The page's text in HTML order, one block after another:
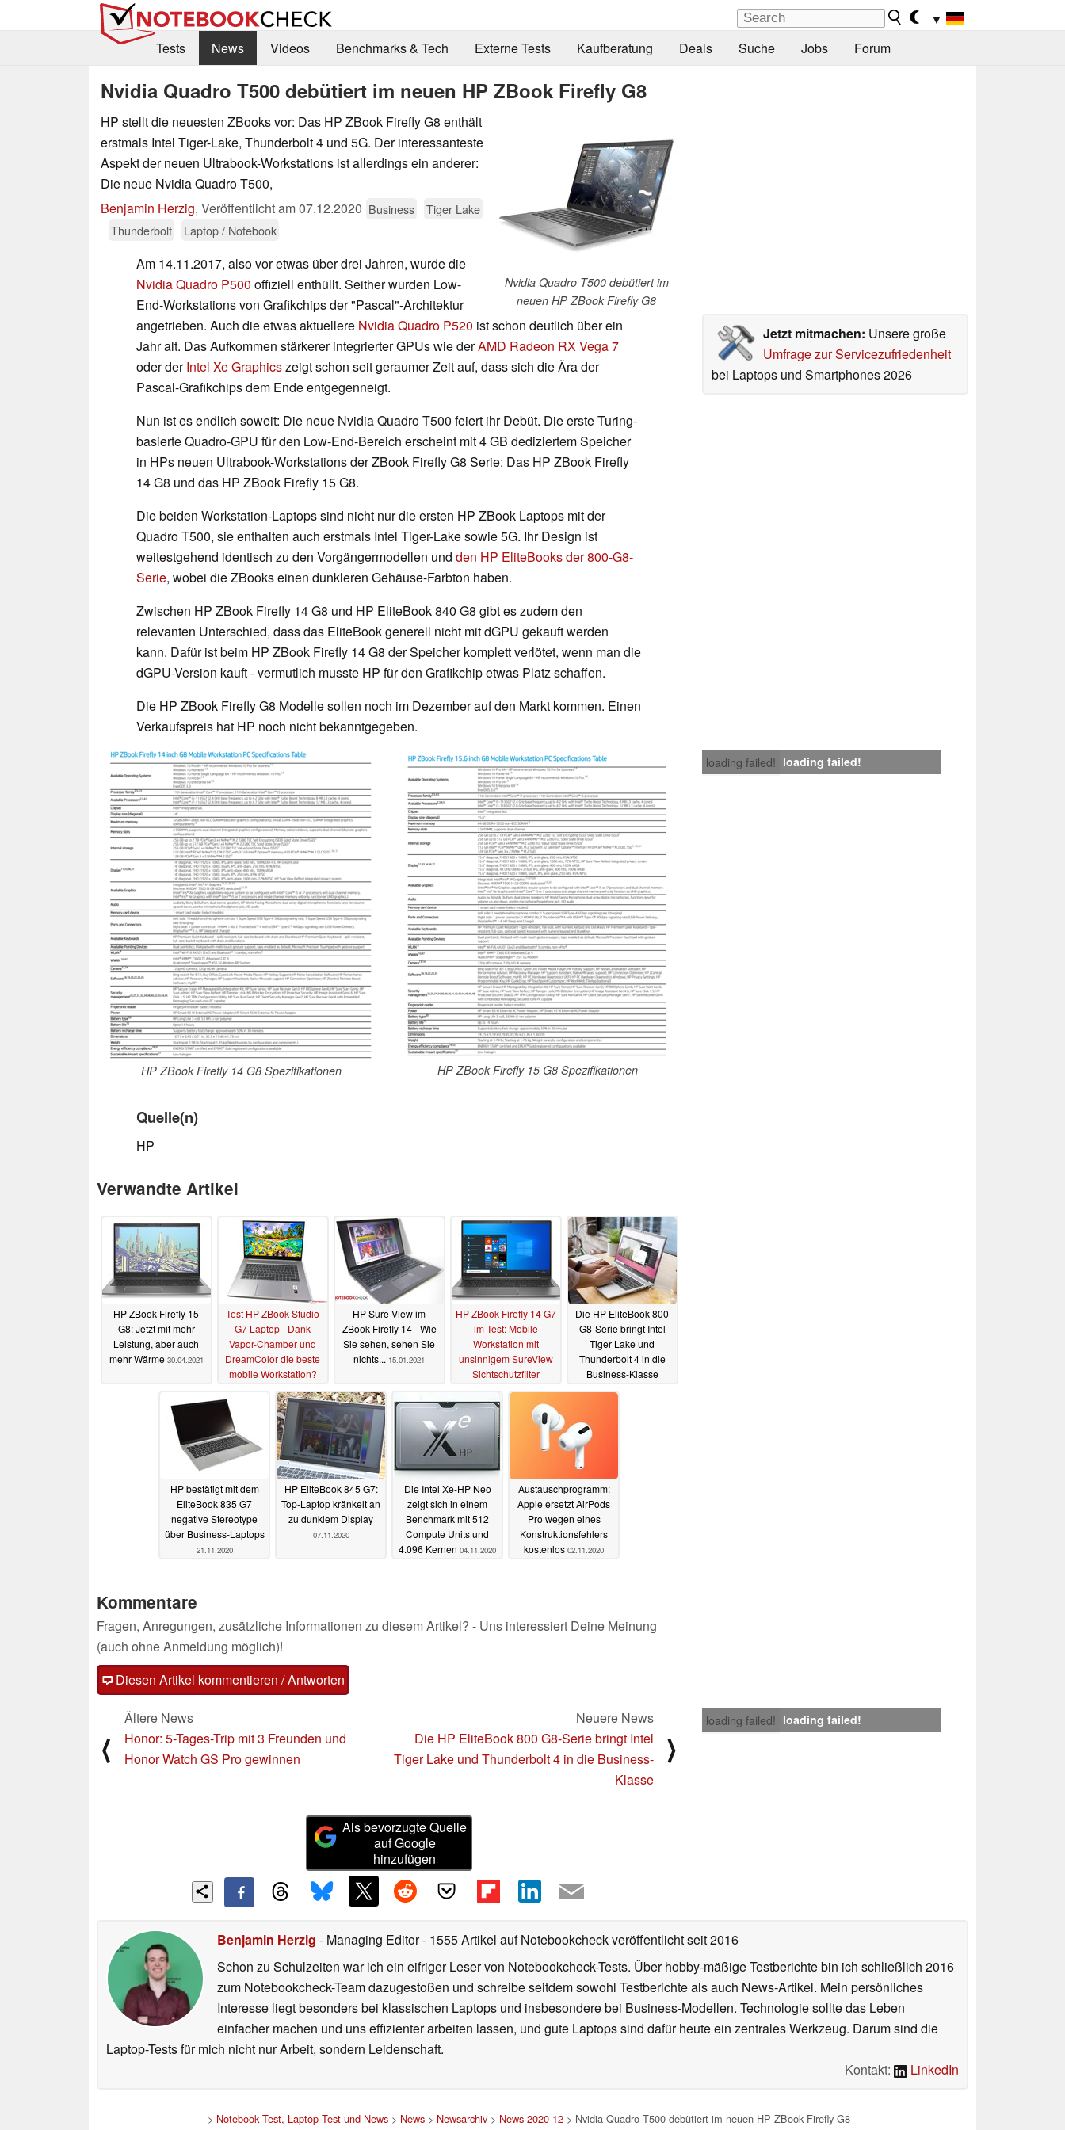
▼
Tests
News Videos Benchmarks & Tech Externe Tests Kaufberatung Deals Suche Jobs Forum
Nvidia Quadro T500 debütiert im neuen HP ZBook Firefly G8
Nvidia Quadro T500 debütiert im
neuen HP ZBook Firefly G8
HP stellt die neuesten ZBooks vor: Das HP ZBook Firefly G8 enthält
erstmals Intel Tiger-Lake, Thunderbolt 4 und 5G. Der interessanteste
Aspekt der neuen Ultrabook-Workstations ist allerdings ein anderer:
Die neue Nvidia Quadro T500,
Benjamin Herzig, Veröffentlicht am07.12.2020 Business
Tiger Lake
Thunderbolt
Laptop / Notebook
Jetzt mitmachen: Unsere große
Umfrage zur Servicezufriedenheit
bei Laptops und Smartphones 2026
Am 14.11.2017, also vor etwas über drei Jahren, wurde die
Nvidia Quadro P500 offiziell enthüllt. Seither wurden Low-
End-Workstations von Grafikchips der "Pascal"-Architektur
angetrieben. Auch die etwas aktuellere Nvidia Quadro P520 ist schon deutlich über ein
Jahr alt. Das Aufkommen stärkerer integrierter GPUs wie derAMD Radeon RX Vega 7
oder derIntel Xe Graphicszeigt schon seit geraumer Zeit auf, dass sich die Ära der
Pascal-Grafikchips dem Ende entgegenneigt.
Nun ist es endlich soweit: Die neue Nvidia Quadro T500 feiert ihr Debüt. Die erste Turing-
basierte Quadro-GPU für den Low-End-Bereich erscheint mit 4 GB dediziertem Speicher
in HPs neuen Ultrabook-Workstations der ZBook Firefly G8 Serie: Das HP ZBook Firefly
14 G8 und das HP ZBook Firefly 15 G8.
Die beiden Workstation-Laptops sind nicht nur die ersten HP ZBook Laptops mit der
Quadro T500, sie enthalten auch erstmals Intel Tiger-Lake sowie 5G. Ihr Design ist
weitestgehend identisch zu den Vorgängermodellen und den HP EliteBooks der 800-G8-
Serie, wobei die ZBooks einen dunkleren Gehäuse-Farbton haben.
Zwischen HP ZBook Firefly 14 G8 und HP EliteBook 840 G8 gibt es zudem den
relevanten Unterschied, dass das EliteBook generell nicht mit dGPU gekauft werden
kann. Dafür ist beim HP ZBook Firefly 14 G8 der Speicher komplett verlötet, wenn man die
dGPU-Version kauft - vermutlich musste HP für den Grafikchip etwas Platz schaffen.
Die HP ZBook Firefly G8 Modelle sollen noch im Dezember auf den Markt kommen. Einen
Verkaufspreis hat HP noch nicht bekanntgegeben.
loading failed! loading failed!
HP ZBook Firefly 14 G8 Spezifikationen HP ZBook Firefly 15 G8 Spezifikationen
Quelle(n)
HP
Verwandte Artikel
HP ZBook Firefly 15
G8: Jetzt mit mehr
Leistung, aber auch
mehr Wärme 30.04.2021
Test HP ZBook Studio
G7 Laptop - Dank
Vapor-Chamber und
DreamColor die beste
mobile Workstation?
22.03.2021
HP Sure View im
ZBook Firefly 14 - Wie
Sie sehen, sehen Sie
nichts... 15.01.2021
HP ZBook Firefly 14 G7
im Test: Mobile
Workstation mit
unsinnigem SureView
Sichtschutzfilter
13.01.2021
Die HP EliteBook 800
G8-Serie bringt Intel
Tiger Lake und
Thunderbolt 4 in die
Business-Klasse
07.12.2020
HP bestätigt mit dem
EliteBook 835 G7
negative Stereotype
über Business-Laptops
21.11.2020
HP EliteBook 845 G7:
Top-Laptop kränkelt an
zu dunklem Display
07.11.2020
Die Intel Xe-HP Neo
zeigt sich in einem
Benchmark mit 512
Compute Units und
4.096 Kernen 04.11.2020
Austauschprogramm:
Apple ersetzt AirPods
Pro wegen eines
Konstruktionsfehlers
kostenlos 02.11.2020
Kommentare
Fragen, Anregungen, zusätzliche Informationen zu diesem Artikel? - Uns interessiert Deine Meinung
(auch ohne Anmeldung möglich)!
Diesen Artikel kommentieren / Antworten
loading failed! loading failed!
⟨
Ältere News
Honor: 5-Tages-Trip mit 3 Freunden und
Honor Watch GS Pro gewinnen
Neuere News
Die HP EliteBook 800 G8-Serie bringt Intel
Tiger Lake und Thunderbolt 4 in die Business-
Klasse
⟩
Als bevorzugte Quelle
auf Google
hinzufügen
Benjamin Herzig - Managing Editor- 1555 Artikel auf Notebookcheck veröffentlichtseit 2016
Schon zu Schulzeiten war ich ein eifriger Leser von Notebookcheck-Tests. Über hobby-mäßige Testberichte bin ich schließlich 2016
zum Notebookcheck-Team dazugestoßen und schreibe seitdem sowohl Testberichte als auch News-Artikel. Mein persönliches
Interesse liegt besonders bei klassischen Laptops und insbesondere bei Business-Modellen. Technologie sollte das Leben
einfacher machen und uns effizienter arbeiten lassen, und gute Laptops sind dafür heute ein zentrales Werkzeug. Darum sind die
Laptop-Tests für mich nicht nur Arbeit, sondern Leidenschaft.
Kontakt:
LinkedIn
> Notebook Test, Laptop Test und News> News> Newsarchiv> News 2020-12> Nvidia Quadro T500 debütiert im neuen HP ZBook Firefly G8